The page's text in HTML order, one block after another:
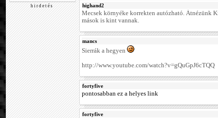
h i r d e t é s highand2
Mecsek környéke korrekten autózható. Átnézünk
mások is kint vannak.
mancs
Sierrák a hegyen
http://www.youtube.com/watch?v=gQuGpJ6cTQQ
fortyfive
pontosabban ez a helyes link
fortyfive